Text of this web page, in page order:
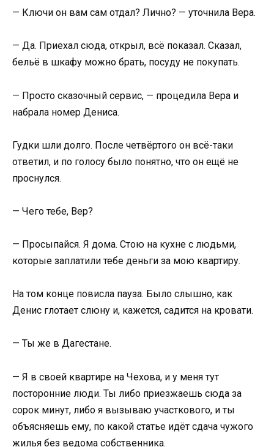
— Ключи он вам сам отдал? Лично? — уточнила Вера.
— Да. Приехал сюда, открыл, всё показал. Сказал,
бельё в шкафу можно брать, посуду не покупать.
— Просто сказочный сервис, — процедила Вера и
набрала номер Дениса.
Гудки шли долго. После четвёртого он всё-таки
ответил, и по голосу было понятно, что он ещё не
проснулся.
— Чего тебе, Вер?
— Просыпайся. Я дома. Стою на кухне с людьми,
которые заплатили тебе деньги за мою квартиру.
На том конце повисла пауза. Было слышно, как
Денис глотает слюну и, кажется, садится на кровати.
— Ты же в Дагестане.
— Я в своей квартире на Чехова, и у меня тут
посторонние люди. Ты либо приезжаешь сюда за
сорок минут, либо я вызываю участкового, и ты
объясняешь ему, по какой статье идёт сдача чужого
жилья без ведома собственника.